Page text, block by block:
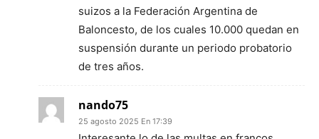
suizos a la Federación Argentina de
Baloncesto, de los cuales 10.000 quedan en
suspensión durante un periodo probatorio
de tres años.
nando75
25 agosto 2025 En 17:39